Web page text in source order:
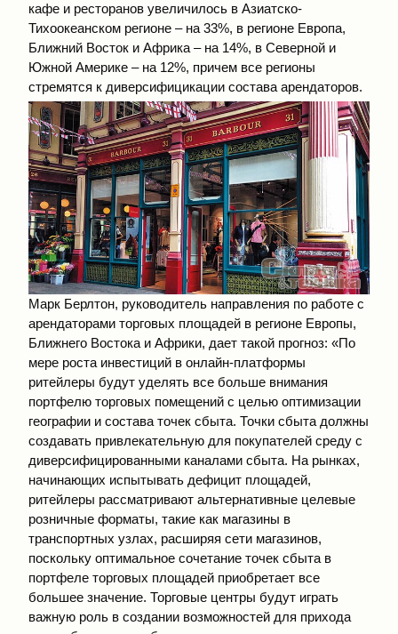
кафе и ресторанов увеличилось в Азиатско-
Тихоокеанском регионе – на 33%, в регионе Европа,
Ближний Восток и Африка – на 14%, в Северной и
Южной Америке – на 12%, причем все регионы
стремятся к диверсифицикации состава арендаторов.
Марк Берлтон, руководитель направления по работе с
арендаторами торговых площадей в регионе Европы,
Ближнего Востока и Африки, дает такой прогноз: «По
мере роста инвестиций в онлайн-платформы
ритейлеры будут уделять все больше внимания
портфелю торговых помещений с целью оптимизации
географии и состава точек сбыта. Точки сбыта должны
создавать привлекательную для покупателей среду с
диверсифицированными каналами сбыта. На рынках,
начинающих испытывать дефицит площадей,
ритейлеры рассматривают альтернативные целевые
розничные форматы, такие как магазины в
транспортных узлах, расширяя сети магазинов,
поскольку оптимальное сочетание точек сбыта в
портфеле торговых площадей приобретает все
большее значение. Торговые центры будут играть
важную роль в создании возможностей для прихода